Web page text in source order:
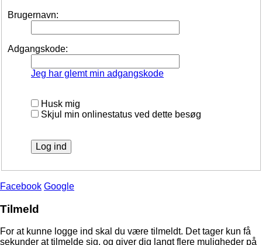
Brugernavn:
Adgangskode:
Jeg har glemt min adgangskode
Husk mig
Skjul min onlinestatus ved dette besøg
Facebook Google
Tilmeld
For at kunne logge ind skal du være tilmeldt. Det tager kun få
sekunder at tilmelde sig, og giver dig langt flere muligheder på